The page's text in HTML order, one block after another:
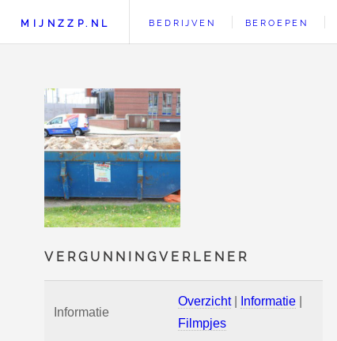
VERGUNNINGVERLENER
Informatie
Overzicht| Informatie
Filmpjes
MIJNZZP.NL BEDRIJVEN BEROEPEN